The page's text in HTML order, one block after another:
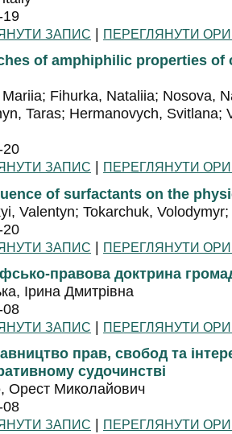
19
ЗАПИС | ПЕРЕГЛЯНУТИ
of amphiphilic properties
Fihurka, Nataliia; Nosova,
Taras; Hermanovych, Svitlana;
20
ЗАПИС | ПЕРЕГЛЯНУТИ
of surfactants on the
Valentyn; Tokarchuk,
20
ЗАПИС | ПЕРЕГЛЯНУТИ
правова доктрина
Ірина Дмитрівна
08
ЗАПИС | ПЕРЕГЛЯНУТИ
прав, свобод та
судочинстві
Орест Миколайович
08
ЗАПИС | ПЕРЕГЛЯНУТИ